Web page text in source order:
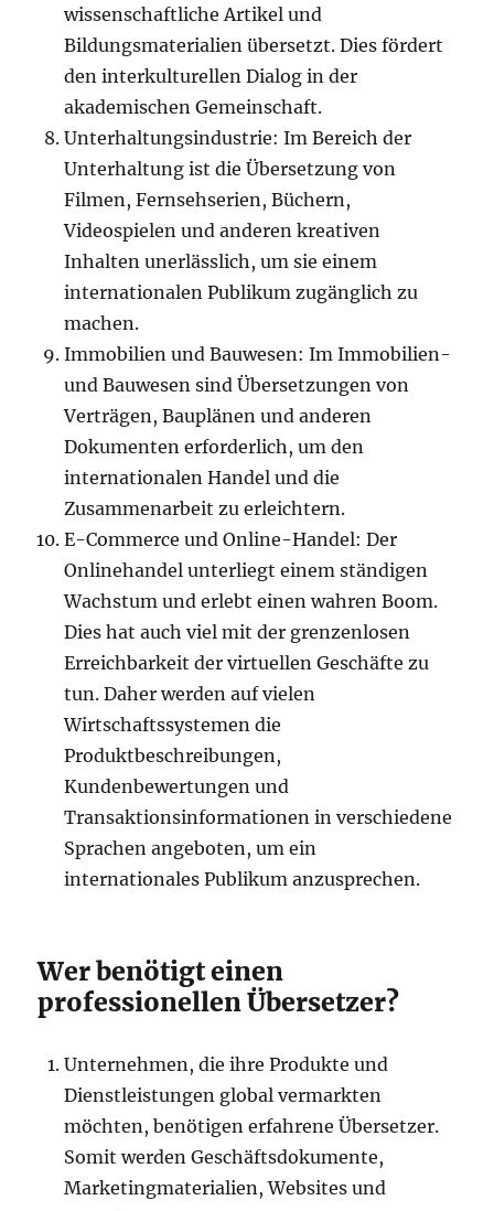
wissenschaftliche Artikel und
Bildungsmaterialien übersetzt. Dies fördert
den interkulturellen Dialog in der
akademischen Gemeinschaft.
Unterhaltungsindustrie: Im Bereich der
Unterhaltung ist die Übersetzung von
Filmen, Fernsehserien, Büchern,
Videospielen und anderen kreativen
Inhalten unerlässlich, um sie einem
internationalen Publikum zugänglich zu
machen.
Immobilien und Bauwesen: Im Immobilien-
und Bauwesen sind Übersetzungen von
Verträgen, Bauplänen und anderen
Dokumenten erforderlich, um den
internationalen Handel und die
Zusammenarbeit zu erleichtern.
E-Commerce und Online-Handel: Der
Onlinehandel unterliegt einem ständigen
Wachstum und erlebt einen wahren Boom.
Dies hat auch viel mit der grenzenlosen
Erreichbarkeit der virtuellen Geschäfte zu
tun. Daher werden auf vielen
Wirtschaftssystemen die
Produktbeschreibungen,
Kundenbewertungen und
Transaktionsinformationen in verschiedene
Sprachen angeboten, um ein
internationales Publikum anzusprechen.
Wer benötigt einen
professionellen Übersetzer?
Unternehmen, die ihre Produkte und
Dienstleistungen global vermarkten
möchten, benötigen erfahrene Übersetzer.
Somit werden Geschäftsdokumente,
Marketingmaterialien, Websites und